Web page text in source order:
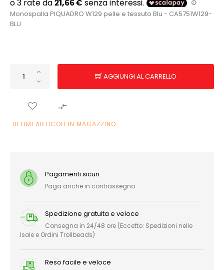
Monospalla PIQUADRO W129 pelle e tessuto Blu - CA5751W129-
BLU
AGGIUNGI AL CARRELLO

ULTIMI ARTICOLI IN MAGAZZINO
Pagamenti sicuri
Paga anche in contrassegno
Spedizione gratuita e veloce
Consegna in 24/48 ore (Eccetto: Spedizioni nelle
Isole e Ordini Trollbeads)
Reso facile e veloce